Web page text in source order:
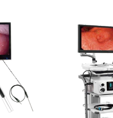
ENDOSKOPIE V-